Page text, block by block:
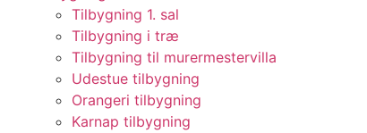
Tilbygning 1. sal
Tilbygning i træ
Tilbygning til murermestervilla
Udestue tilbygning
Orangeri tilbygning
Karnap tilbygning